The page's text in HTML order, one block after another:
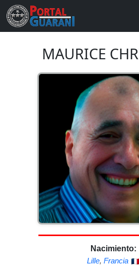
MAURICE
Nacimiento:
Lille, Francia